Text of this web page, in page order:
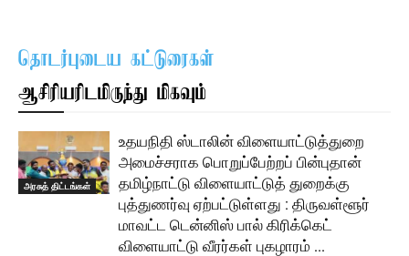
தொடர்புடைய கட்டுரைகள்
ஆசிரியரிடமிருந்து மிகவும்
அரசுத் திட்டங்கள்
உதயநிதி ஸ்டாலின் விளையாட்டுத்துறை
அமைச்சராக பொறுப்பேற்றப் பின்புதான்
தமிழ்நாட்டு விளையாட்டுத் துறைக்கு
புத்துணர்வு ஏற்பட்டுள்ளது : திருவள்ளூர்
மாவட்ட டென்னிஸ் பால் கிரிக்கெட்
விளையாட்டு வீரர்கள் புகழாரம் …